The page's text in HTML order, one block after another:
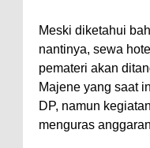
Meski diketahui
nantinya, sewa
pemateri akan
Majene yang saat
DP, namun
menguras